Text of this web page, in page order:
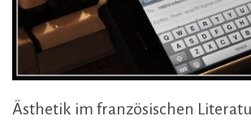
Ästhetik im französischen